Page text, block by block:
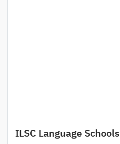
ILSC Language Schools